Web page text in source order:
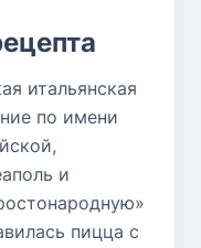
итальянская
по имени
и
пицца с